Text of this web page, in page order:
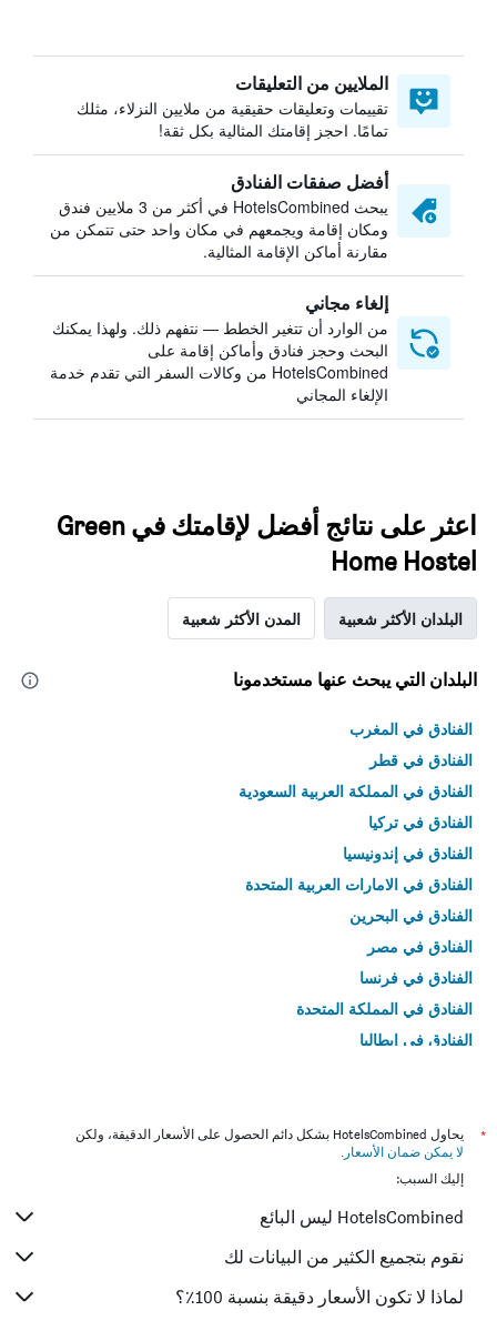
الملايين من التعليقات
تقييمات وتعليقات حقيقية من ملايين النزلاء، مثلك
تمامًا. احجز إقامتك المثالية بكل ثقة!
أفضل صفقات الفنادق
يبحث HotelsCombined في أكثر من 3 ملايين فندق
ومكان إقامة ويجمعهم في مكان واحد حتى تتمكن من
مقارنة أماكن الإقامة المثالية.
إلغاء مجاني
من الوارد أن تتغير الخطط — نتفهم ذلك. ولهذا يمكنك
البحث وحجز فنادق وأماكن إقامة على
HotelsCombined من وكالات السفر التي تقدم خدمة
الإلغاء المجاني
اعثر على نتائج أفضل لإقامتك في Green
Home Hostel
البلدان الأكثر شعبية المدن الأكثر شعبية
البلدان التي يبحث عنها مستخدمونا
الفنادق في المغرب
الفنادق في قطر
الفنادق في المملكة العربية السعودية
الفنادق في تركيا
الفنادق في إندونيسيا
الفنادق في الامارات العربية المتحدة
الفنادق في البحرين
الفنادق في مصر
الفنادق في فرنسا
الفنادق في المملكة المتحدة
الفنادق في إيطاليا
*
يحاول HotelsCombined بشكل دائم الحصول على الأسعار الدقيقة، ولكن
لا يمكن ضمان الأسعار .
إليك السبب:
HotelsCombined ليس البائع
نقوم بتجميع الكثير من البيانات لك
لماذا لا تكون الأسعار دقيقة بنسبة 100٪؟